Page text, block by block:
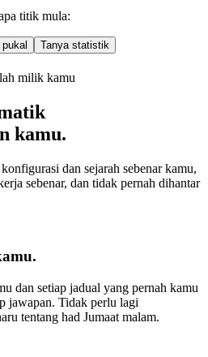
titik mula:
Tanya statistik
milik kamu
kamu.
dan sejarah sebenar kamu,
sebenar, dan tidak pernah dihantar
dan setiap jadual yang pernah kamu
jawapan. Tidak perlu lagi
tentang had Jumaat malam.